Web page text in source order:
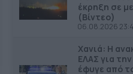
ΠΕΡΙΦΕΡΕΙΑ ΑΝΑΤΟΛΙΚΗΣ
Νέος φωτισμός
δίκτυο της
έκρηξη σε
(Βίντεο)
06.08.2026
Χανιά: Η
ΕΛΑΣ για
έφυγε από